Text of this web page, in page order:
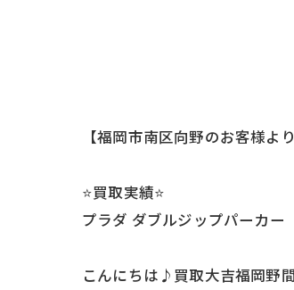
【福岡市南区向野のお客様よ
⭐️買取実績⭐️
プラダ ダブルジップパーカー
こんにちは♪買取大吉福岡野